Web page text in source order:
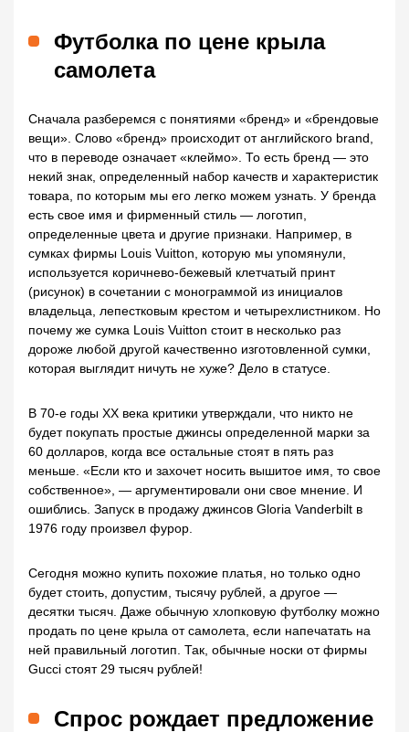
Футболка по цене крыла
самолета
Сначала разберемся с понятиями «бренд» и «брендовые
вещи». Слово «бренд» происходит от английского brand,
что в переводе означает «клеймо». То есть бренд — это
некий знак, определенный набор качеств и характеристик
товара, по которым мы его легко можем узнать. У бренда
есть свое имя и фирменный стиль — логотип,
определенные цвета и другие признаки. Например, в
сумках фирмы Louis Vuitton, которую мы упомянули,
используется коричнево-бежевый клетчатый принт
(рисунок) в сочетании с монограммой из инициалов
владельца, лепестковым крестом и четырехлистником. Но
почему же сумка Louis Vuitton стоит в несколько раз
дороже любой другой качественно изготовленной сумки,
которая выглядит ничуть не хуже? Дело в статусе.
В 70-е годы XX века критики утверждали, что никто не
будет покупать простые джинсы определенной марки за
60 долларов, когда все остальные стоят в пять раз
меньше. «Если кто и захочет носить вышитое имя, то свое
собственное», — аргументировали они свое мнение. И
ошиблись. Запуск в продажу джинсов Gloria Vanderbilt в
1976 году произвел фурор.
Сегодня можно купить похожие платья, но только одно
будет стоить, допустим, тысячу рублей, а другое —
десятки тысяч. Даже обычную хлопковую футболку можно
продать по цене крыла от самолета, если напечатать на
ней правильный логотип. Так, обычные носки от фирмы
Gucci стоят 29 тысяч рублей!
Спрос рождает предложение